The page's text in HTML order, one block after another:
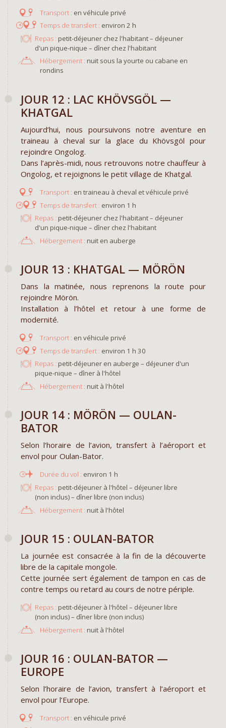
en véhicule privé
environ 2 h
Repas : petit-déjeuner chez l'habitant – déjeuner
d'un pique-nique – dîner chez l'habitant
Hébergement : nuit sous la yourte ou cabane en
rondins
JOUR 12 : LAC KHÖVSGÖL —
KHATGAL
Aujourd’hui, nous poursuivons notre aventure en
traineau à cheval sur la glace du Khövsgöl pour
rejoindre Ongolog.
Dans l’après-midi, nous retrouvons notre chauffeur à
Ongolog, et rejoignons le petit village de Khatgal.
en traineau à cheval et véhicule privé
environ 1 h
Repas : petit-déjeuner chez l'habitant – déjeuner
d'un pique-nique – dîner chez l'habitant
Hébergement : nuit en auberge
JOUR 13 : KHATGAL — MÖRÖN
Dans la matinée, nous reprenons la route pour
rejoindre Mörön.
Installation à l’hôtel et retour à une forme de
modernité.
en véhicule privé
environ 1 h 30
Repas : petit-déjeuner en auberge – déjeuner d'un
pique-nique – dîner à l'hôtel
Hébergement : nuit à l'hôtel
JOUR 14 : MÖRÖN — OULAN-
BATOR
Selon l’horaire de l’avion, transfert à l’aéroport et
envol pour Oulan-Bator.
environ 1 h
Repas : petit-déjeuner à l'hôtel – déjeuner libre
(non inclus) – dîner libre (non inclus)
Hébergement : nuit à l'hôtel
JOUR 15 : OULAN-BATOR
La journée est consacrée à la fin de la découverte
libre de la capitale mongole.
Cette journée sert également de tampon en cas de
contre temps ou retard au cours de notre périple.
Repas : petit-déjeuner à l'hôtel – déjeuner libre
(non inclus) – dîner libre (non inclus)
Hébergement : nuit à l'hôtel
JOUR 16 : OULAN-BATOR —
EUROPE
Selon l’horaire de l’avion, transfert à l’aéroport et
envol pour l’Europe.
en véhicule privé